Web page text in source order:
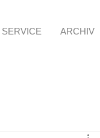
SERVICE ARCHIV